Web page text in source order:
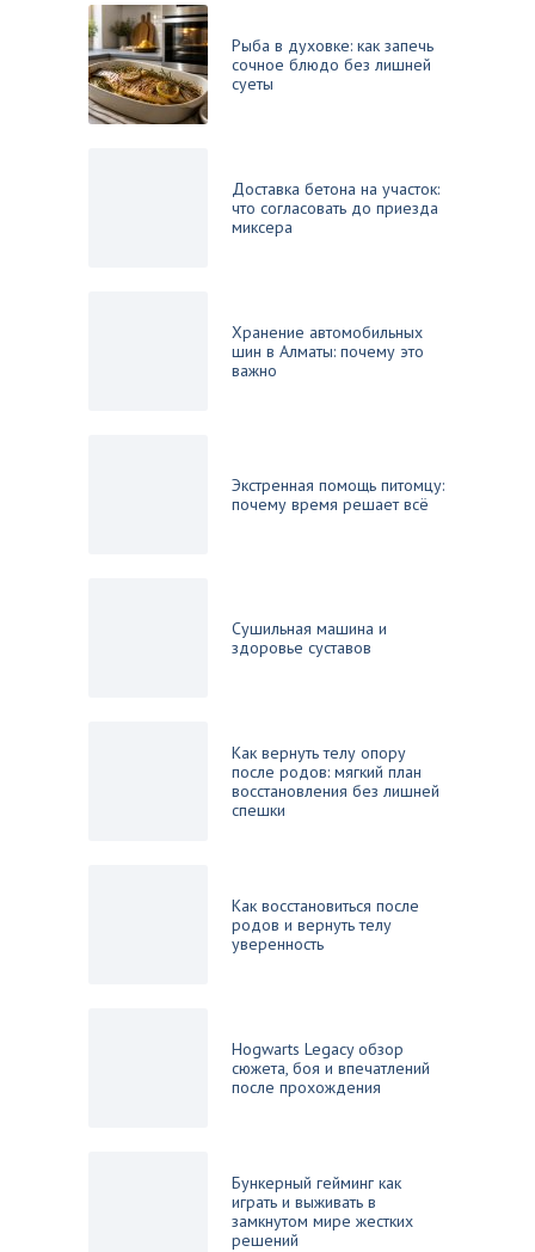
Рыба в духовке: как запечь
сочное блюдо без лишней
суеты
Доставка бетона на участок:
что согласовать до приезда
миксера
Хранение автомобильных
шин в Алматы: почему это
важно
Экстренная помощь питомцу:
почему время решает всё
Сушильная машина и
здоровье суставов
Как вернуть телу опору
после родов: мягкий план
восстановления без лишней
спешки
Как восстановиться после
родов и вернуть телу
уверенность
Hogwarts Legacy обзор
сюжета, боя и впечатлений
после прохождения
Бункерный гейминг как
играть и выживать в
замкнутом мире жестких
решений